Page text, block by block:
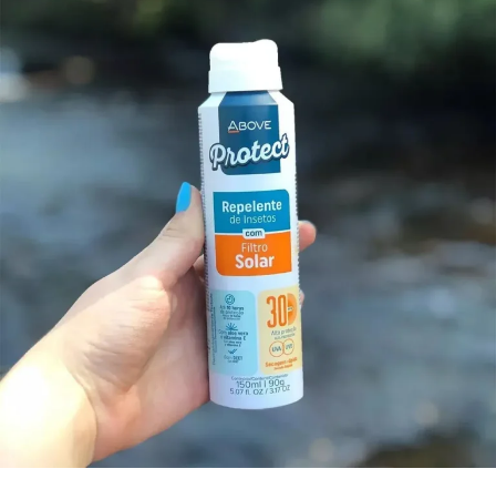
O Dia D de Mobilização Social está previsto para 22 de
agosto. A realização das atividades nessa data ficará a
critério de cada município, conforme o planejamento das
secretarias municipais de Saúde.
O Calendário Nacional de Vacinação oferece
gratuitamente cerca de 20 vacinas para crianças e
adolescentes. Embora alguns imunizantes já tenham
alcançado a meta estabelecida pelo Ministério da Saúde,
outros ainda apresentam índices abaixo dos 95%
recomendados.
No Rio Grande do Sul, as coberturas registradas em 2025
Pentavalente: 91%